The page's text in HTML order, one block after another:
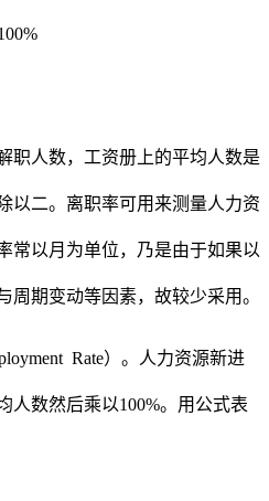
职人数，工资册上的平均人数是
以二。离职率可用来测量人力资
常以月为单位，乃是由于如果以
周期变动等因素，故较少采用。
Rate）。人力资源新进
人数然后乘以100%。用公式表